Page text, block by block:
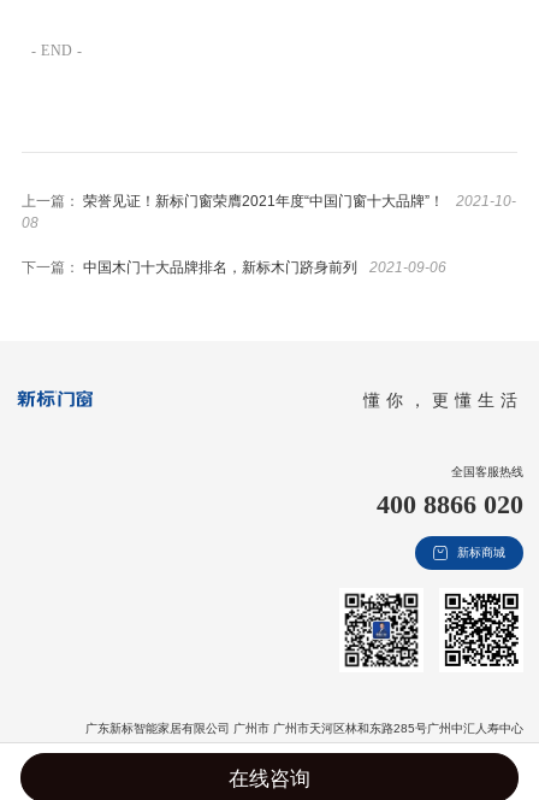
- END -
上一篇： 荣誉见证！新标门窗荣膺2021年度“中国门窗十大品牌”！
2021-10-
08
下一篇： 中国木门十大品牌排名，新标木门跻身前列 2021-09-06
懂你，更懂生活
全国客服热线
400 8866 020
新标商城
广东新标智能家居有限公司 广州市 广州市天河区林和东路285号广州中汇人寿中心
版权信息：Copyright © 2020 广东新标智能家居有限公司 All Rights Reserved粤ICP备
2020135302号-1
在线咨询